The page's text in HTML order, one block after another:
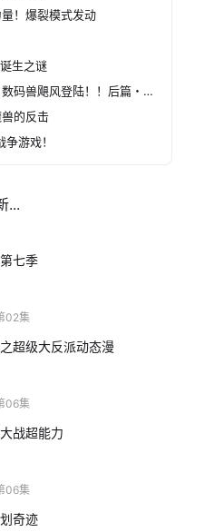
！爆裂模式发动
生之谜
数码宝贝剧场版3：前篇・数码兽飓风登陆！！后篇・超绝进化！
的反击
游戏！
...
七季
02集
超级大反派动态漫
06集
战超能力
06集
奇迹